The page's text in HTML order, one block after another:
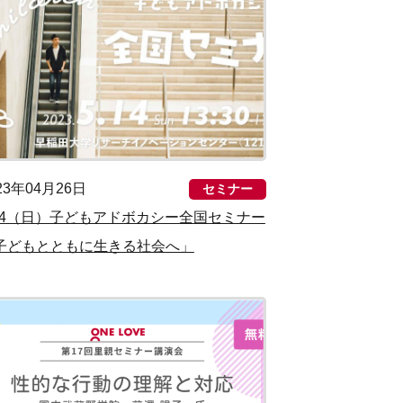
年04月26日 セミナー
（日）子どもアドボカシー全国セミナー
どもとともに生きる社会へ」